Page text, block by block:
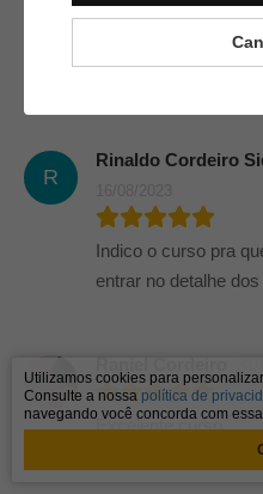
28/11/2023
R
Rinaldo Cordeiro
Indico o curso pra
entrar no detalhe
Excelente curso
Utilizamos cookies para
Consulte a nossa política de
navegando você concorda com